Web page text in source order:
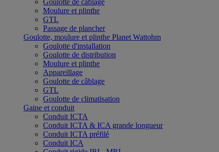
Goulotte de câblage
Moulure et plinthe
GTL
Passage de plancher
Goulotte, moulure et plinthe Planet Wattohm
Goulotte d'installation
Goulotte de distribution
Moulure et plinthe
Appareillage
Goulotte de câblage
GTL
Goulotte de climatisation
Gaine et conduit
Conduit ICTA
Conduit ICTA & ICA grande longueur
Conduit ICTA préfilé
Conduit ICA